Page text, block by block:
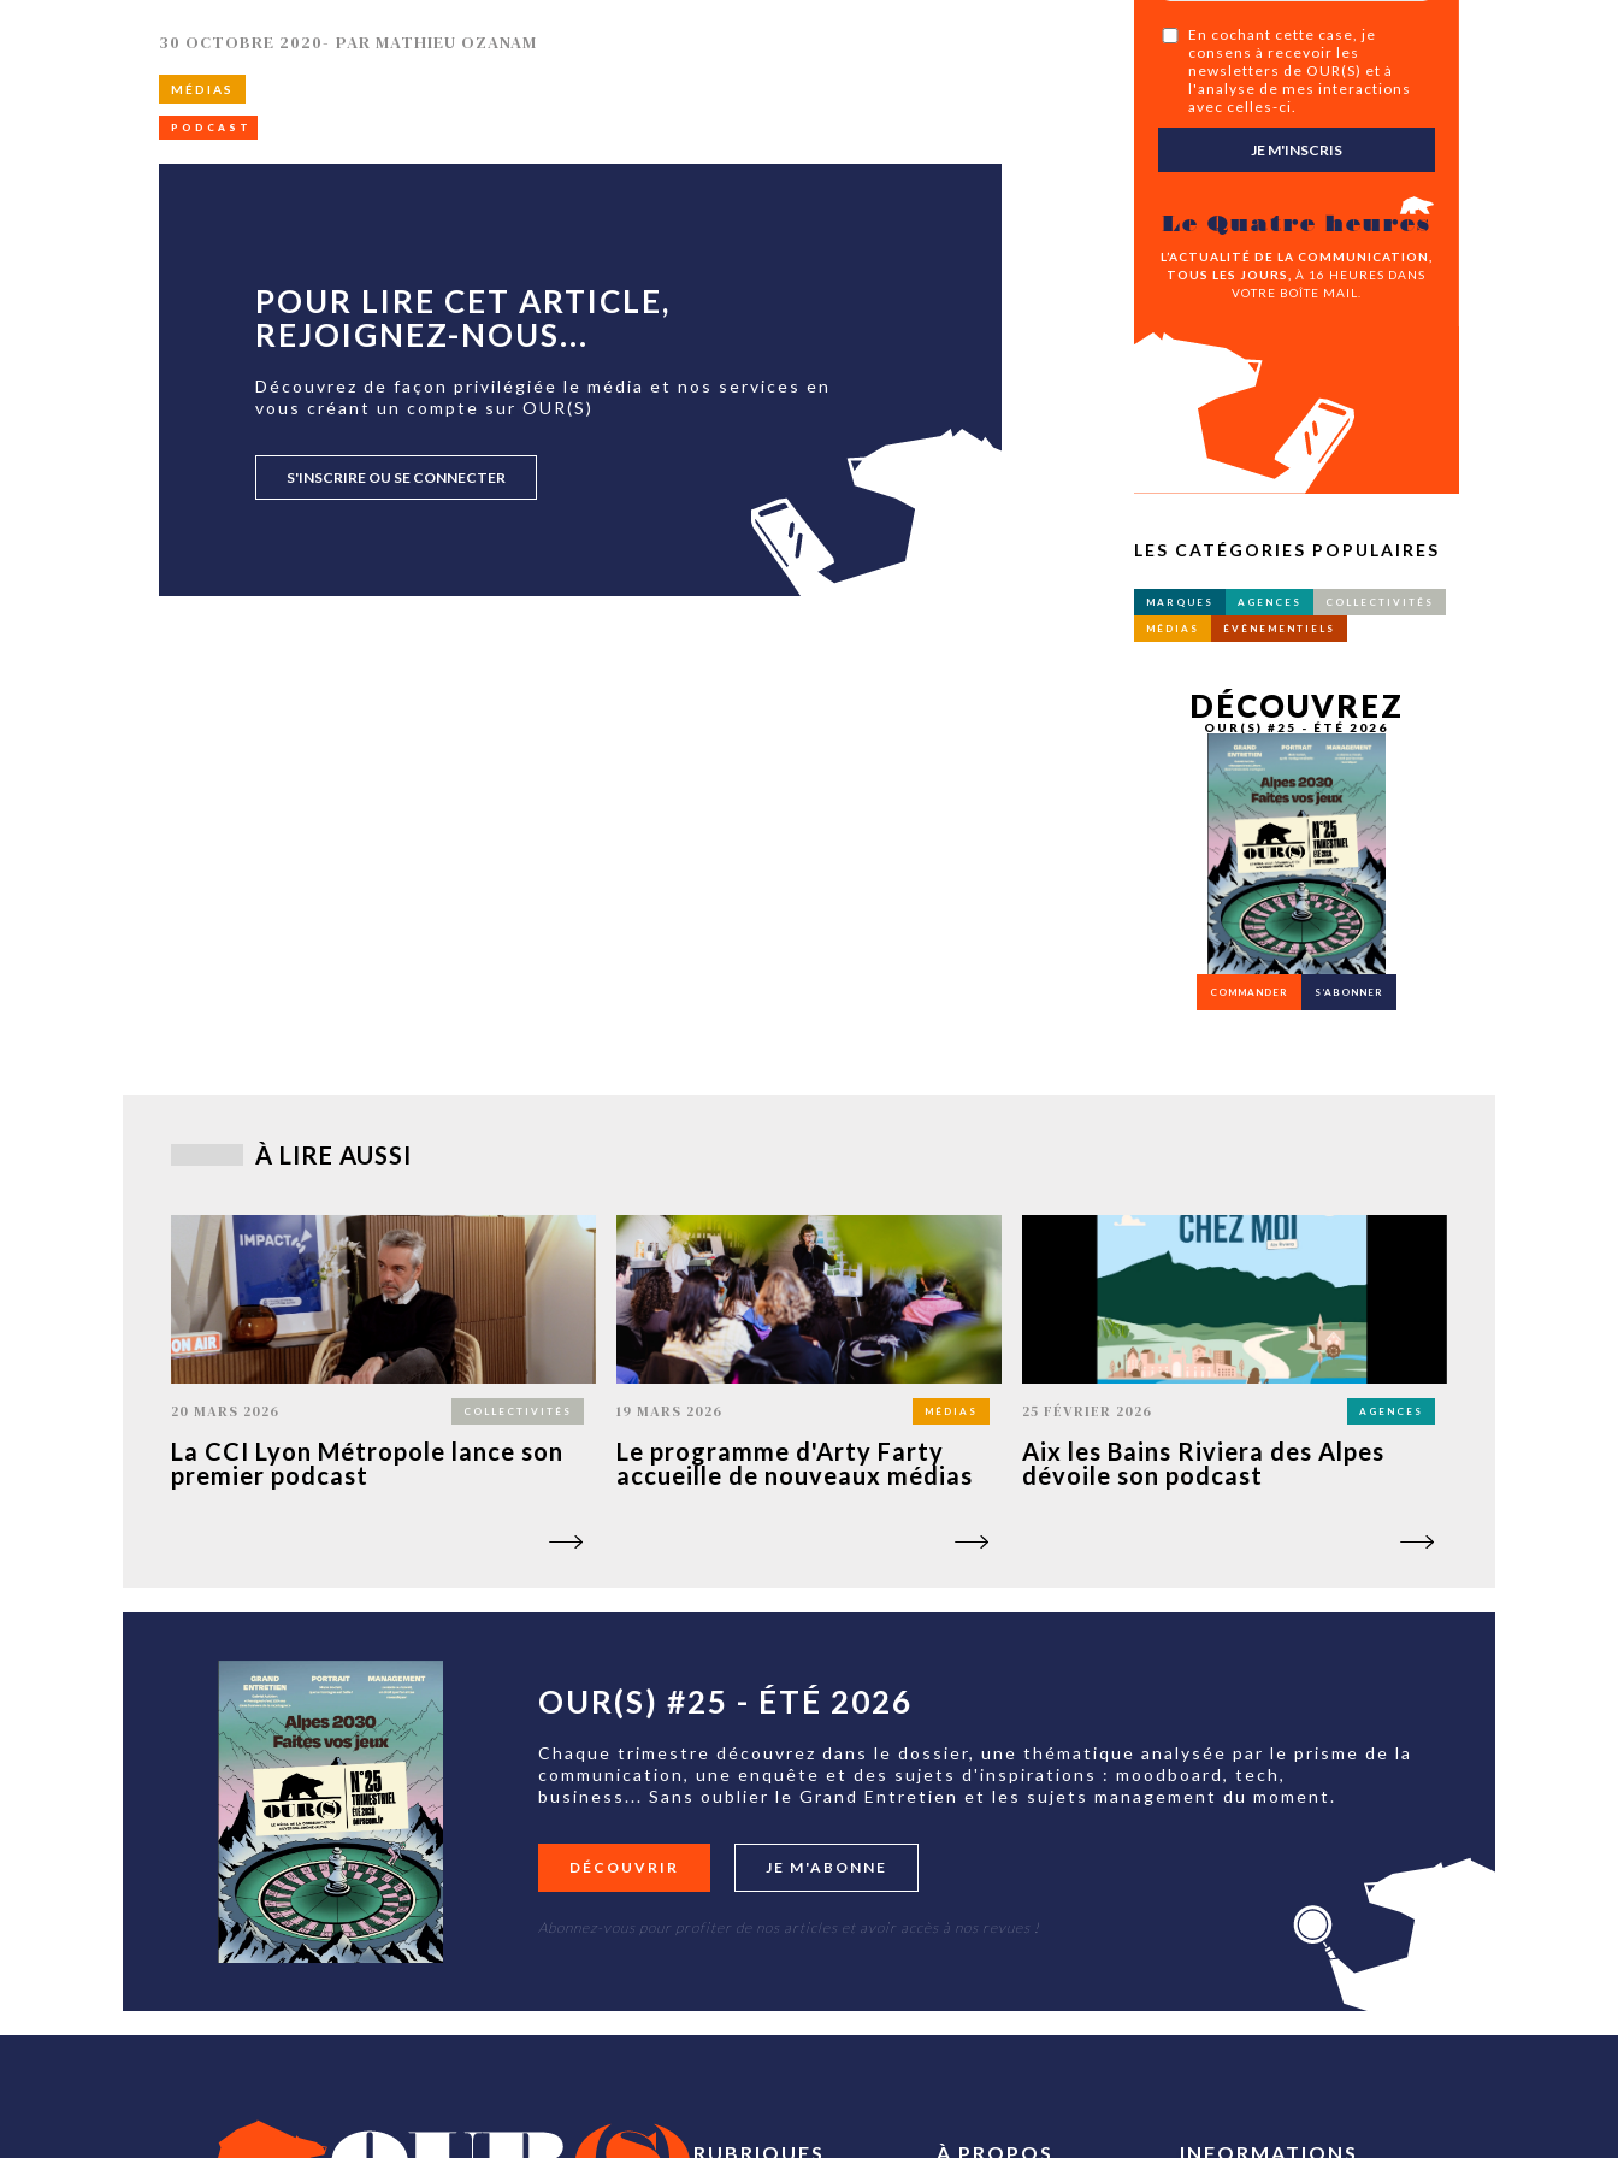
30 OCTOBRE 2020- PARMATHIEU OZANAM
MÉDIAS
PODCAST
POUR LIRE CET ARTICLE,
REJOIGNEZ-NOUS...
Découvrez de façon privilégiée le média et nos services en
vous créant un compte sur OUR(S)
S'INSCRIRE OU SE CONNECTER
En cochant cette case, je
consens à recevoir les
newsletters de OUR(S) et à
l'analyse de mes interactions
avec celles-ci.
JE M'INSCRIS
Le Quatre heures
L’ACTUALITÉ DE LA COMMUNICATION,
TOUS LES JOURS,
À 16 HEURES DANS
VOTRE BOÎTE MAIL.
LES CATÉGORIES POPULAIRES
MARQUES AGENCES COLLECTIVITÉS
MÉDIAS ÉVÉNEMENTIELS
DÉCOUVREZ
OUR(S) #25 - ÉTÉ 2026
COMMANDER S’ABONNER
À LIRE AUSSI
20 MARS 2026 COLLECTIVITÉS
La CCI Lyon Métropole lance son
premier podcast
19 MARS 2026 MÉDIAS
Le programme d'Arty Farty
accueille de nouveaux médias
25 FÉVRIER 2026 AGENCES
Aix les Bains Riviera des Alpes
dévoile son podcast
OUR(S) #25 - ÉTÉ 2026
Chaque trimestre découvrez dans le dossier, une thématique analysée par le prisme de la
communication, une enquête et des sujets d'inspirations : moodboard, tech,
business... Sans oublier le Grand Entretien et les sujets management du moment.
DÉCOUVRIR JE M'ABONNE
Abonnez-vous pour profiter de nos articles et avoir accès à nos revues !
RUBRIQUES À PROPOS INFORMATIONS